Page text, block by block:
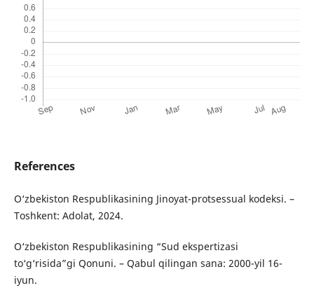
References
O‘zbekiston Respublikasining Jinoyat-protsessual kodeksi. –
Toshkent: Adolat, 2024.
O‘zbekiston Respublikasining “Sud ekspertizasi
to‘g‘risida”gi Qonuni. – Qabul qilingan sana: 2000-yil 16-
iyun.